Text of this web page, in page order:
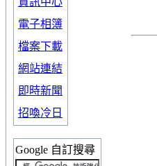
電子相簿
檔案下載
網站連結
即時新聞
招喚冷日
Google 自訂搜尋